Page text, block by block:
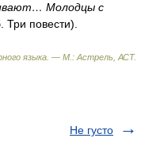
Молодцы с
Три повести).
языка. — М.: Астрель, АСТ.
Не густо